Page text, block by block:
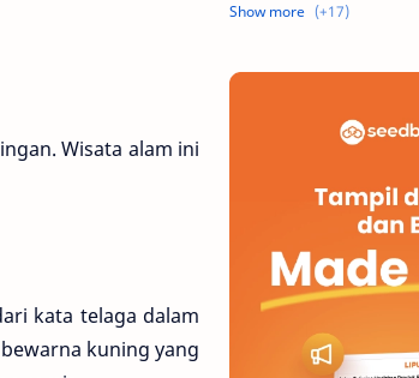
Wisata alam ini
kata telaga dalam
kuning yang
pendidikan
destinasi
website
buku